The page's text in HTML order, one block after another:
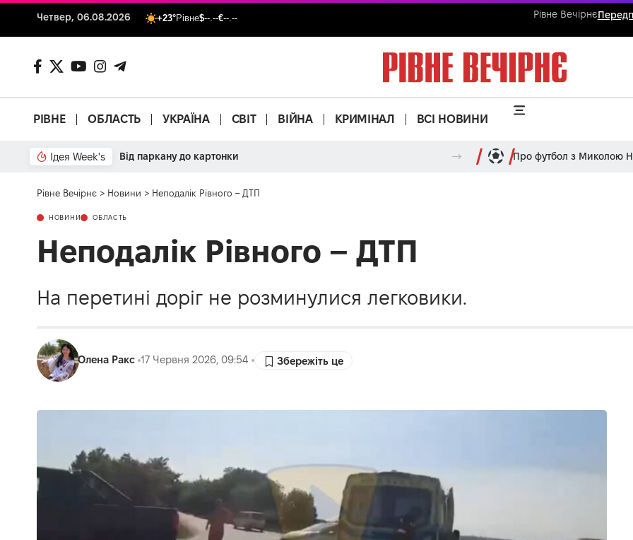
Четвер, 06.08.2026 +23°Рівне$--.--€--.-- Рівне Вечірнє
РІВНЕ ОБЛАСТЬ УКРАЇНА СВІТ ВІЙНА КРИМІНАЛ ВСІ НОВИНИ
Ідея Week's Від паркану до картонки Про футбол з Миколою
Рівне Вечірнє > Новини > Неподалік Рівного – ДТП
НОВИНИ ОБЛАСТЬ
Неподалік Рівного – ДТП
На перетині доріг не розминулися легковики.
Олена Ракс 17 Червня 2026, 09:54